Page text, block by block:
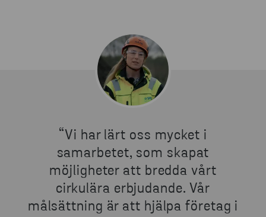
“Vi har lärt oss mycket i
samarbetet, som skapat
möjligheter att bredda vårt
cirkulära erbjudande. Vår
målsättning är att hjälpa företag i